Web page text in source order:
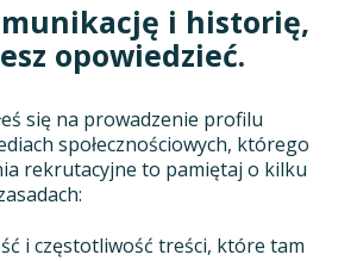
i historię,
opowiedzieć.
się na prowadzenie profilu
społecznościowych, którego
rekrutacyjne to pamiętaj o kilku
i częstotliwość treści, które tam